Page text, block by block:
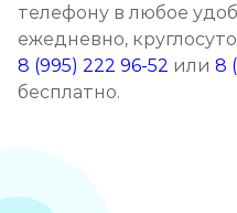
телефону в любое
ежедневно,
8 (995) 222 96-52 или 8
бесплатно.